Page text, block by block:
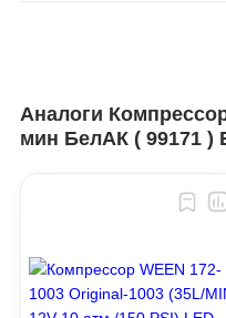
Аналоги
мин БелАК ( 99171 )